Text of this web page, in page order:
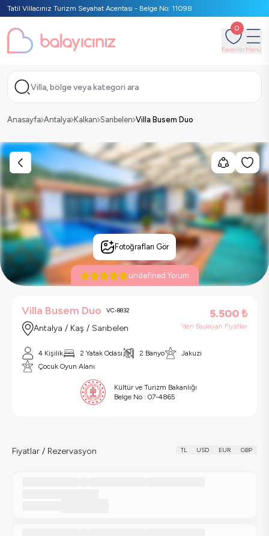
Tatil Villacınız Turizm Seyahat Acentası - Belge No: 11098
0
FavorilerMenü
Villa, bölge veya kategori ara
Anasayfa Antalya Kalkan Sarıbelen Villa Busem Duo
Fotoğrafları Gör
undefined Yorum
Villa Busem Duo VC-8832
Antalya / Kaş / Sarıbelen
5.500₺
'den Başlayan Fiyatlar
4 Kişilik 2 Yatak Odası 2 Banyo
Jakuzi
Çocuk Oyun Alanı
Kültür ve Turizm Bakanlığı
Belge No : 07-4865
Fiyatlar / Rezervasyon TL USD EUR GBP